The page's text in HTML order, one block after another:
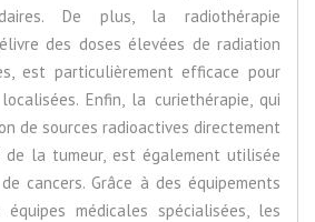
De plus, la radiothérapie
des doses élevées de radiation
est particulièrement efficace pour
Enfin, la curiethérapie, qui
de sources radioactives directement
de la tumeur, est également utilisée
cancers. Grâce à des équipements
médicales spécialisées, les